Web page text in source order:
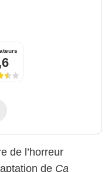
de l’horreur
de Ça